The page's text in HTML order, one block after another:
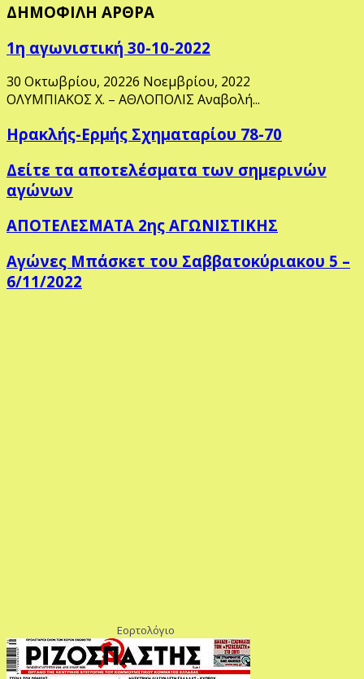
ΔΗΜΟΦΙΛΗ ΑΡΘΡΑ
1η αγωνιστική 30-10-2022
30 Οκτωβρίου, 20226 Νοεμβρίου, 2022
ΟΛΥΜΠΙΑΚΟΣ Χ. – ΑΘΛΟΠΟΛΙΣ Αναβολή...
Ηρακλής-Ερμής Σχηματαρίου 78-70
Δείτε τα αποτελέσματα των σημερινών
αγώνων
ΑΠΟΤΕΛΕΣΜΑΤΑ 2ης ΑΓΩΝΙΣΤΙΚΗΣ
Αγώνες Μπάσκετ του Σαββατοκύριακου 5 –
6/11/2022
Εορτολόγιο